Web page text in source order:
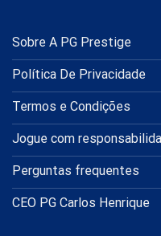
Sobre A PG Prestige
Política De Privacidade
Termos e Condições
Jogue com
Perguntas frequentes
CEO PG Carlos Henrique